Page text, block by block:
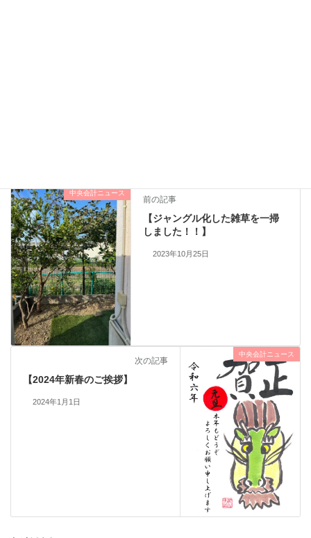
中央会計ニュース
前の記事
【ジャングル化した雑草を一掃
しました！！】
2023年10月25日
中央会計ニュース
次の記事
【2024年新春のご挨拶】
2024年1月1日